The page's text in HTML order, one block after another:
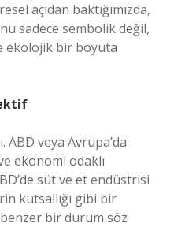
açıdan baktığımızda,
sadece sembolik değil,
ekolojik bir boyuta
ABD veya Avrupa’da
ekonomi odaklı
süt ve et endüstrisi
kutsallığı gibi bir
bir durum söz